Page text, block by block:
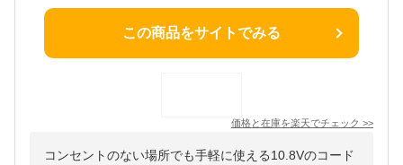
この商品をサイトでみる
価格と在庫を楽天でチェック >>
コンセントのない場所でも手軽に使える10.8Vのコード